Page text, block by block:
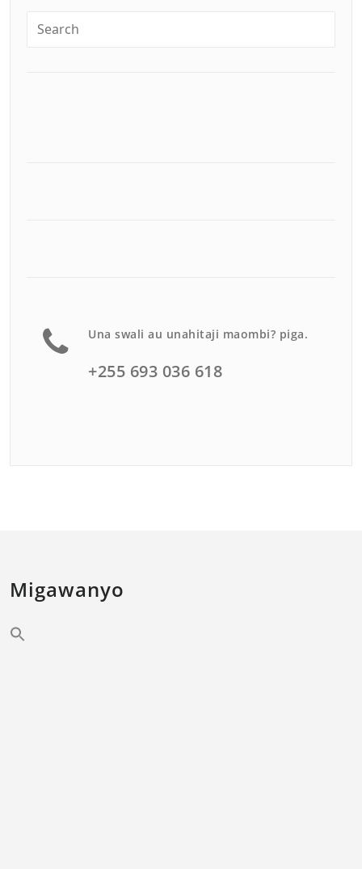
Una swali au unahitaji maombi? piga.
+255 693 036 618
Migawanyo